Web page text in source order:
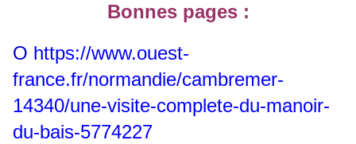
Bonnes pages :
O https://www.ouest-
france.fr/normandie/cambremer-
14340/une-visite-complete-du-manoir-
du-bais-5774227